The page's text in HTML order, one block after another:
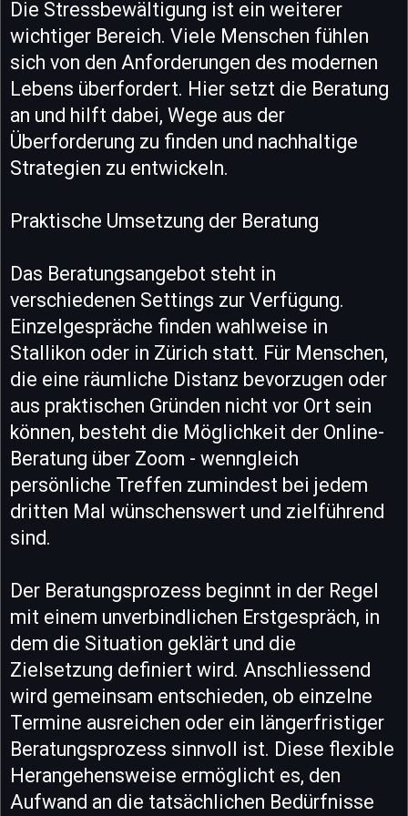
Die Stressbewältigung ist ein weiterer
wichtiger Bereich. Viele Menschen fühlen
sich von den Anforderungen des modernen
Lebens überfordert. Hier setzt die Beratung
an und hilft dabei, Wege aus der
Überforderung zu finden und nachhaltige
Strategien zu entwickeln.
Praktische Umsetzung der Beratung
Das Beratungsangebot steht in
verschiedenen Settings zur Verfügung.
Einzelgespräche finden wahlweise in
Stallikon oder in Zürich statt. Für Menschen,
die eine räumliche Distanz bevorzugen oder
aus praktischen Gründen nicht vor Ort sein
können, besteht die Möglichkeit der Online-
Beratung über Zoom - wenngleich
persönliche Treffen zumindest bei jedem
dritten Mal wünschenswert und zielführend
sind.
Der Beratungsprozess beginnt in der Regel
mit einem unverbindlichen Erstgespräch, in
dem die Situation geklärt und die
Zielsetzung definiert wird. Anschliessend
wird gemeinsam entschieden, ob einzelne
Termine ausreichen oder ein längerfristiger
Beratungsprozess sinnvoll ist. Diese flexible
Herangehensweise ermöglicht es, den
Aufwand an die tatsächlichen Bedürfnisse